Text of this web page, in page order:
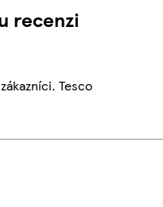
recenzi
Tesco